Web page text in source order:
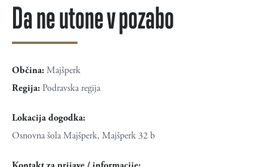
Da ne utone v pozabo
Občina:Majšperk
Regija: Podravska regija
Lokacija dogodka:
Osnovna šola Majšperk, Majšperk 32 b